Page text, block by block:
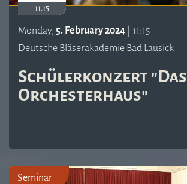
11:15
Monday, 5. February 2024 | 11:15
Deutsche Bläserakademie Bad Lausick
Schülerkonzert "Das
Orchesterhaus"
Seminar